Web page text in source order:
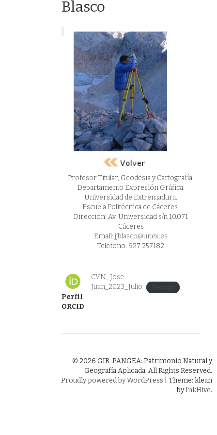
Blasco
Profesor Titular, Geodesia y Cartografía.
Departamento Expresión Gráfica.
Universidad de Extremadura.
Escuela Politécnica de Cáceres.
Dirección: Av. Universidad s/n 10.071
Cáceres
Email: jjblasco@unex.es
Telefono: 927 257182
Perfil
ORCID
CVN_Jose-
Juan_2023_Julio
Descarga
© 2026 GIR-PANGEA: Patrimonio Natural y
Geografía Aplicada. All Rights Reserved.
Proudly powered by WordPress
Theme: klean
byInkHive.